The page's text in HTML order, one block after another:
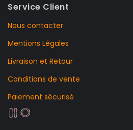
Service Client
Nous contacter
Mentions Légales
Livraison et Retour
Conditions de vente
Paiement sécurisé